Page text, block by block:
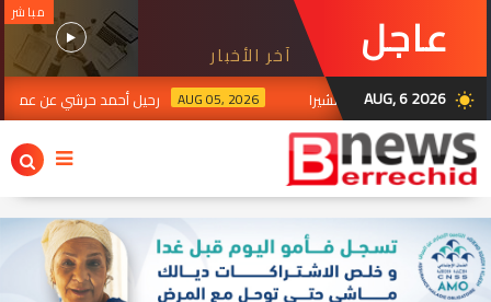
عاجل آخر الأخبار
مباشر
wb_sunny
AUG, 6 2026
AUG 05, 2026 رحيل أحمد حرشي عن عمر ناهز 91 سنة.. السوالم الطريفية تودع أحد رجالاتها الذين